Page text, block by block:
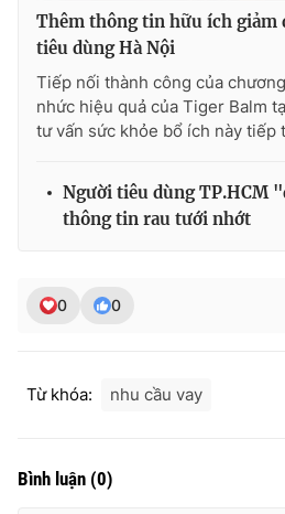
Thêm thông tin hữu ích giảm
tiêu dùng Hà Nội
Tiếp nối thành công của
nhức hiệu quả của Tiger Balm
tư vấn sức khỏe bổ ích này tiếp
Người tiêu dùng TP.HCM
thông tin rau tưới nhớt
0 0
Từ khóa: nhu cầu vay
Bình luận (0)